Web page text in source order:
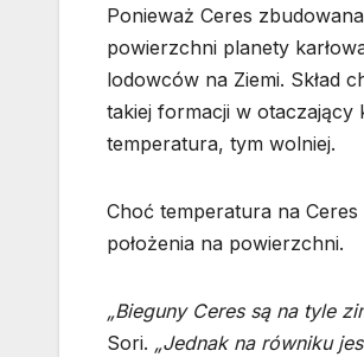
Ponieważ Ceres
powierzchni planety
lodowców na Ziemi. Skład
takiej formacji w otaczający
temperatura, tym wolniej.
Choć temperatura na
położenia na powierzchni.
„Bieguny Ceres są na tyle
Sori. „Jednak na równiku